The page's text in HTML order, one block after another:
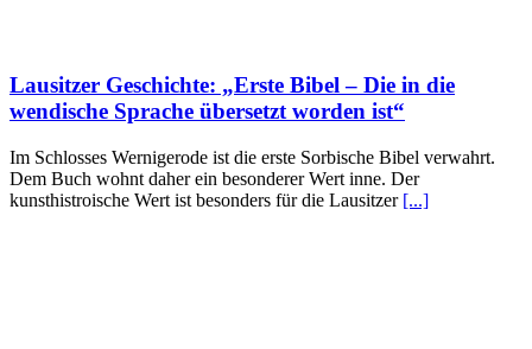
Lausitzer Geschichte: „Erste Bibel – Die in die
wendische Sprache übersetzt worden ist“
Im Schlosses Wernigerode ist die erste Sorbische Bibel verwahrt.
Dem Buch wohnt daher ein besonderer Wert inne. Der
kunsthistroische Wert ist besonders für die Lausitzer [...]